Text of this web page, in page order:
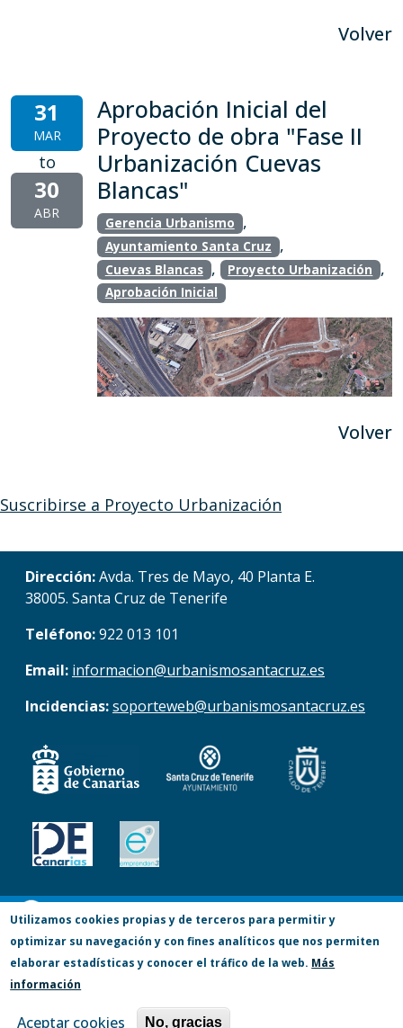
Volver
31
MAR
to
30
ABR
Aprobación Inicial del
Proyecto de obra "Fase II
Urbanización Cuevas
Blancas"
Gerencia Urbanismo ,
Ayuntamiento Santa Cruz ,
Cuevas Blancas , Proyecto Urbanización ,
Aprobación Inicial
Volver
Suscribirse a Proyecto Urbanización
Dirección:Avda. Tres de Mayo, 40 Planta E.
38005. Santa Cruz de Tenerife
Teléfono:922 013 101
Email: informacion@urbanismosantacruz.es
Incidencias:soporteweb@urbanismosantacruz.es
© Copyright 2017. Todos los derechos
reservados.
Accesibilidad
Política de Cookies
Utilizamos cookies propias y de terceros para permitir y
optimizar su navegación y con fines analíticos que nos permiten
elaborar estadísticas y conocer el tráfico de la web. Más
información
Aceptar cookies No, gracias